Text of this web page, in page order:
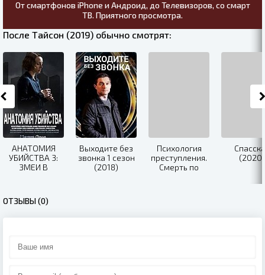
От смартфонов iPhone и Андроид, до Телевизоров, со смарт
ТВ. Приятного просмотра.
После Тайсон (2019) обычно смотрят:
АНАТОМИЯ
УБИЙСТВА 3:
ЗМЕИ В
Выходите без
звонка 1 сезон
(2018)
Психология
преступления.
Смерть по
(2020)
ОТЗЫВЫ (0)